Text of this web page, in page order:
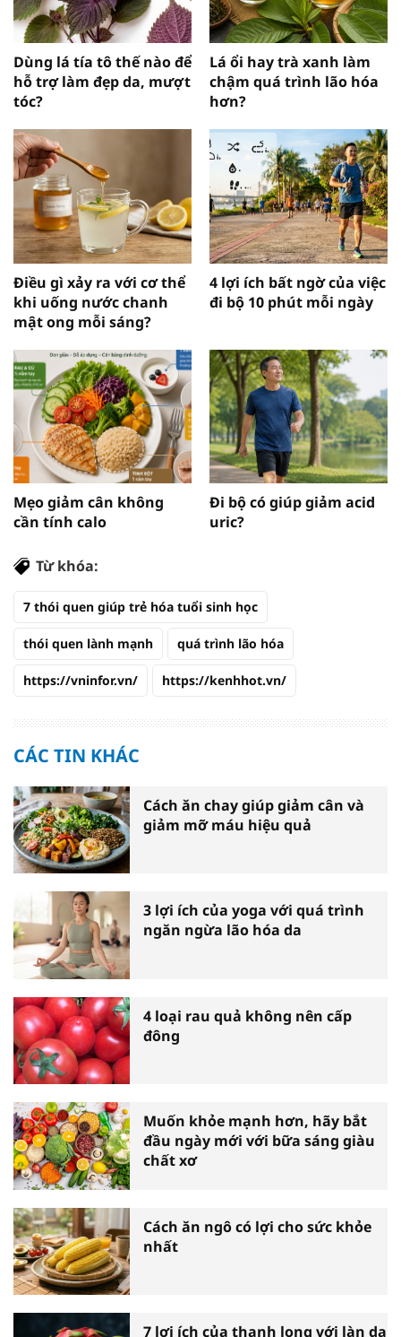
Dùng lá tía tô thế nào để
hỗ trợ làm đẹp da, mượt
tóc?
Lá ổi hay trà xanh làm
chậm quá trình lão hóa
hơn?
Điều gì xảy ra với cơ thể
khi uống nước chanh
mật ong mỗi sáng?
4 lợi ích bất ngờ của việc
đi bộ 10 phút mỗi ngày
Mẹo giảm cân không
cần tính calo
Đi bộ có giúp giảm acid
uric?
Từ khóa:
7 thói quen giúp trẻ hóa tuổi sinh học
thói quen lành mạnh quá trình lão hóa
https://vninfor.vn/ https://kenhhot.vn/
CÁC TIN KHÁC
Cách ăn chay giúp giảm cân và
giảm mỡ máu hiệu quả
3 lợi ích của yoga với quá trình
ngăn ngừa lão hóa da
4 loại rau quả không nên cấp
đông
Muốn khỏe mạnh hơn, hãy bắt
đầu ngày mới với bữa sáng giàu
chất xơ
Cách ăn ngô có lợi cho sức khỏe
nhất
7 lợi ích của thanh long với làn da